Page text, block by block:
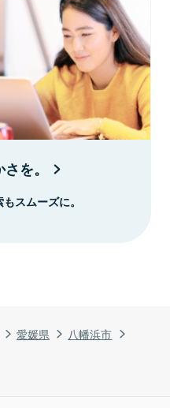
愛媛県
八幡浜市
を。
スムーズに。